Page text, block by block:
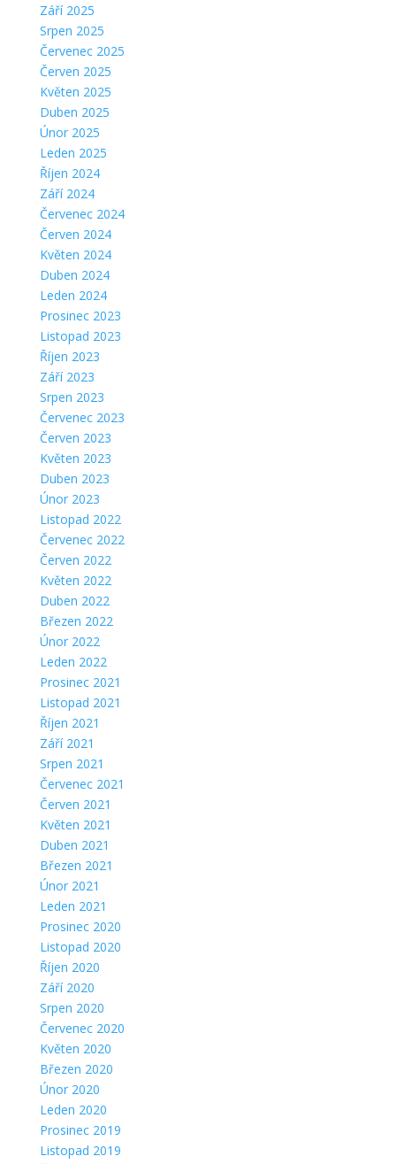
Září 2025
Srpen 2025
Červenec 2025
Červen 2025
Květen 2025
Duben 2025
Únor 2025
Leden 2025
Říjen 2024
Září 2024
Červenec 2024
Červen 2024
Květen 2024
Duben 2024
Leden 2024
Prosinec 2023
Listopad 2023
Říjen 2023
Září 2023
Srpen 2023
Červenec 2023
Červen 2023
Květen 2023
Duben 2023
Únor 2023
Listopad 2022
Červenec 2022
Červen 2022
Květen 2022
Duben 2022
Březen 2022
Únor 2022
Leden 2022
Prosinec 2021
Listopad 2021
Říjen 2021
Září 2021
Srpen 2021
Červenec 2021
Červen 2021
Květen 2021
Duben 2021
Březen 2021
Únor 2021
Leden 2021
Prosinec 2020
Listopad 2020
Říjen 2020
Září 2020
Srpen 2020
Červenec 2020
Květen 2020
Březen 2020
Únor 2020
Leden 2020
Prosinec 2019
Listopad 2019